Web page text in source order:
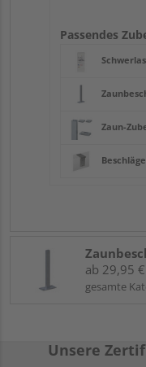
Passendes
Zaun-
Beschläge
ab 29,95
gesamte
Unsere